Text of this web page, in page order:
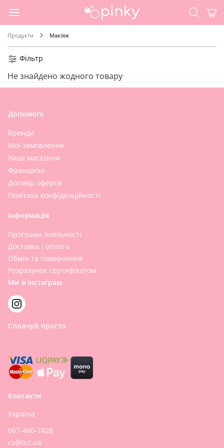
Продукти Макіяж
Фільтр
Не знайдено жодного товару
Допомога
Бренди
Мої замовлення
Наші магазини
Франшиза
Договір оферти
Політика конфіденційності
Інформація
Програма лояльності
Доставка і оплата
Обмін та повернення
Розрахунок сертифікатом
Ми в Інстаграм
Сплачуй просто
Контакти
Україна
067-460-7428
cs@tut.ua